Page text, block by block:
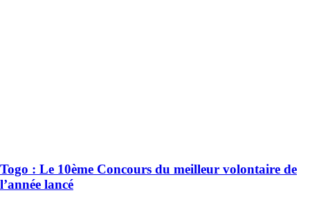
Togo : Le 10ème Concours du meilleur volontaire de
l’année lancé